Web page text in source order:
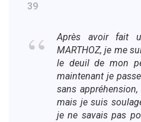
39
Après avoir fait
MARTHOZ, je me
le deuil de mon
maintenant je
sans
mais je suis
je ne savais pas